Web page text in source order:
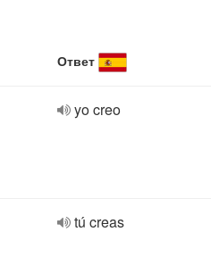
Ответ
yo creo
tú creas